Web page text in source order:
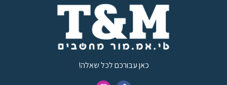
כאן עבורכם לכל שאלה!